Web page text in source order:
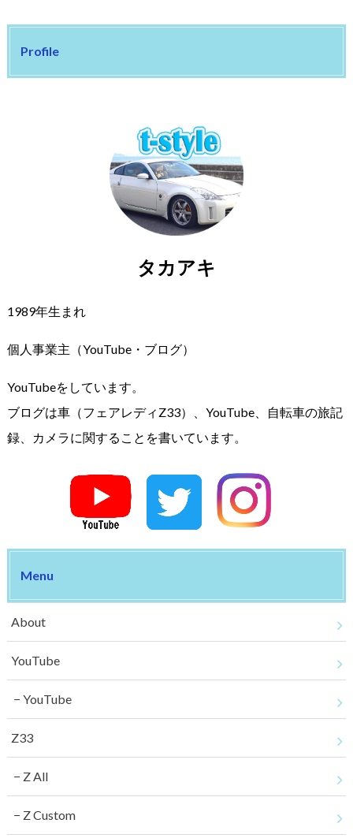
Profile
タカアキ
1989年生まれ
個人事業主（YouTube・ブログ）
YouTubeをしています。
ブログは車（フェアレディZ33）、YouTube、自転車の旅記
録、カメラに関することを書いています。
Menu
About
YouTube
YouTube
Z33
Z All
Z Custom